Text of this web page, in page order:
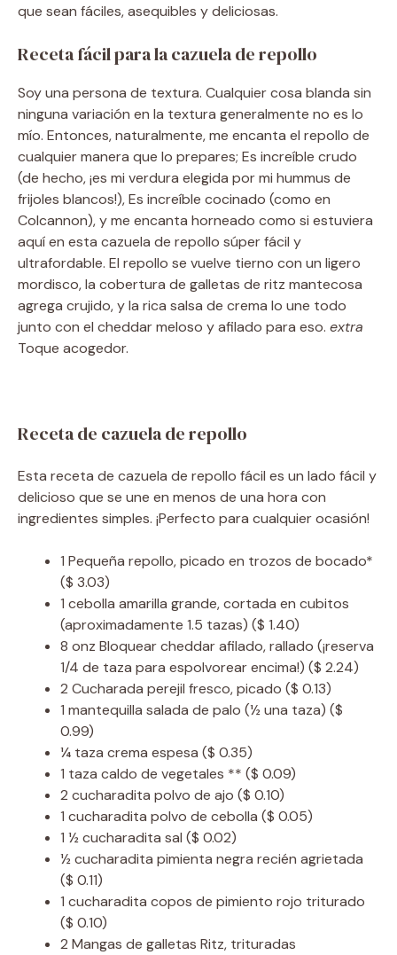
que sean fáciles, asequibles y deliciosas.
Receta fácil para la cazuela de repollo
Soy una persona de textura. Cualquier cosa blanda sin
ninguna variación en la textura generalmente no es lo
mío. Entonces, naturalmente, me encanta el repollo de
cualquier manera que lo prepares; Es increíble crudo
(de hecho, ¡es mi verdura elegida por mi hummus de
frijoles blancos!), Es increíble cocinado (como en
Colcannon), y me encanta horneado como si estuviera
aquí en esta cazuela de repollo súper fácil y
ultrafordable. El repollo se vuelve tierno con un ligero
mordisco, la cobertura de galletas de ritz mantecosa
agrega crujido, y la rica salsa de crema lo une todo
junto con el cheddar meloso y afilado para eso. extra
Toque acogedor.
Receta de cazuela de repollo
Esta receta de cazuela de repollo fácil es un lado fácil y
delicioso que se une en menos de una hora con
ingredientes simples. ¡Perfecto para cualquier ocasión!
1 Pequeña repollo, picado en trozos de bocado*
($ 3.03)
1 cebolla amarilla grande, cortada en cubitos
(aproximadamente 1.5 tazas) ($ 1.40)
8 onz Bloquear cheddar afilado, rallado (¡reserva
1/4 de taza para espolvorear encima!) ($ 2.24)
2 Cucharada perejil fresco, picado ($ 0.13)
1 mantequilla salada de palo (½ una taza) ($
0.99)
¼ taza crema espesa ($ 0.35)
1 taza caldo de vegetales ** ($ 0.09)
2 cucharadita polvo de ajo ($ 0.10)
1 cucharadita polvo de cebolla ($ 0.05)
1 ½cucharadita sal ($ 0.02)
½cucharadita pimienta negra recién agrietada
($ 0.11)
1 cucharadita copos de pimiento rojo triturado
($ 0.10)
2 Mangas de galletas Ritz, trituradas